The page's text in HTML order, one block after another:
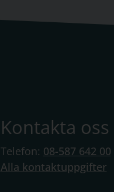
Kontakta oss
Telefon: 08-587 642 00
Alla kontaktuppgifter